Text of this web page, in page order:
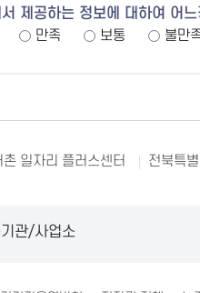
제공하는 정보에 대하여 어
만족 보통 불만
일자리 플러스센터 전북특
관/사업소